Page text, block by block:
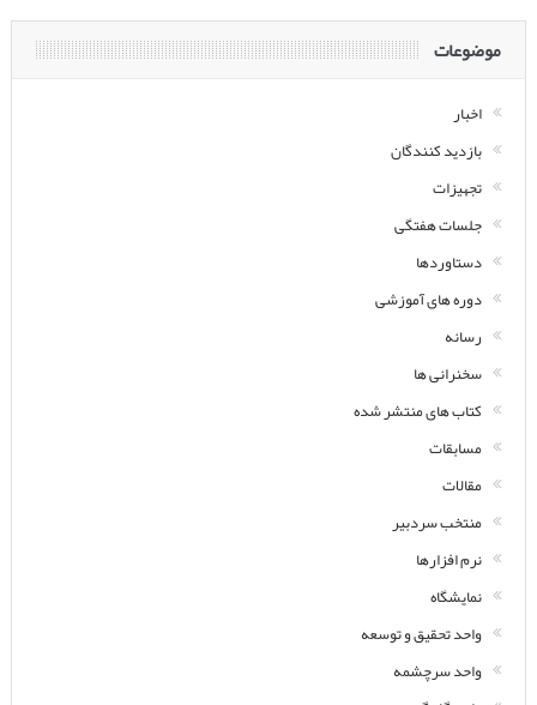
موضوعات
اخبار
بازدید کنندگان
تجهیزات
جلسات هفتگی
دستاوردها
دوره های آموزشی
رسانه
سخنرانی ها
کتاب های منتشر شده
مسابقات
مقالات
منتخب سردبیر
نرم افزارها
نمایشگاه
واحد تحقیق و توسعه
واحد سرچشمه